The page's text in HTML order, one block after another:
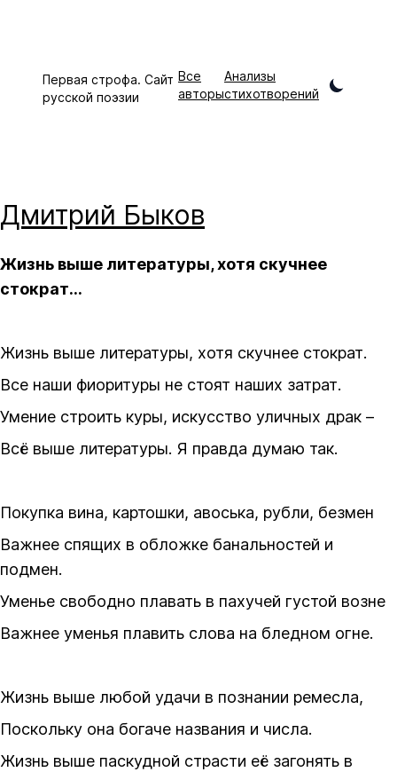
Первая строфа. Сайт
русской поэзии
Все
авторы
Анализы
стихотворений
Дмитрий Быков
Жизнь выше литературы, хотя скучнее
стократ…
Жизнь выше литературы, хотя скучнее стократ.
Все наши фиоритуры не стоят наших затрат.
Умение строить куры, искусство уличных драк –
Всё выше литературы. Я правда думаю так.
Покупка вина, картошки, авоська, рубли, безмен
Важнее спящих в обложке банальностей и
подмен.
Уменье свободно плавать в пахучей густой возне
Важнее уменья плавить слова на бледном огне.
Жизнь выше любой удачи в познании ремесла,
Поскольку она богаче названия и числа.
Жизнь выше паскудной страсти её загонять в